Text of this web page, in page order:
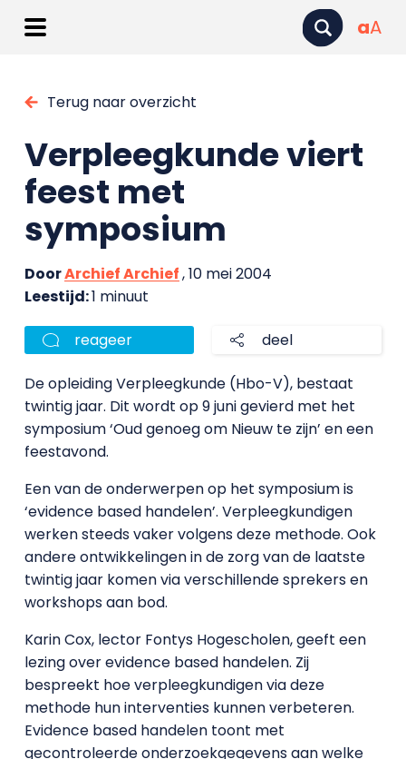
aA
Terug naar overzicht
Verpleegkunde viert
feest met
symposium
DoorArchief Archief, 10 mei 2004
Leestijd:1 minuut
reageer deel
De opleiding Verpleegkunde (Hbo-V), bestaat
twintig jaar. Dit wordt op 9 juni gevierd met het
symposium ‘Oud genoeg om Nieuw te zijn’ en een
feestavond.
Een van de onderwerpen op het symposium is
‘evidence based handelen’. Verpleegkundigen
werken steeds vaker volgens deze methode. Ook
andere ontwikkelingen in de zorg van de laatste
twintig jaar komen via verschillende sprekers en
workshops aan bod.
Karin Cox, lector Fontys Hogescholen, geeft een
lezing over evidence based handelen. Zij
bespreekt hoe verpleegkundigen via deze
methode hun interventies kunnen verbeteren.
Evidence based handelen toont met
gecontroleerde onderzoekgegevens aan welke